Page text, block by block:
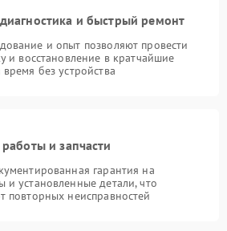
и быстрый ремонт
и опыт позволяют провести
и восстановление в кратчайшие
без устройства
и запчасти
гарантия на
и установленные детали, что
повторных неисправностей